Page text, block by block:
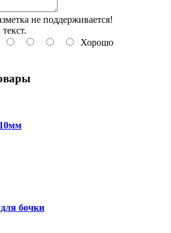
не поддерживается!
Хорошо
бочки